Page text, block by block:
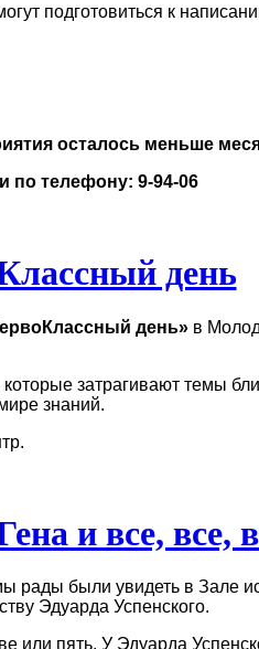
подготовиться к
осталось меньше
по телефону: 9-94-06
день
день» в
затрагивают темы
знаний.
и все, все,
были увидеть в Зале
Эдуарда Успенского.
или пять. У Эдуарда